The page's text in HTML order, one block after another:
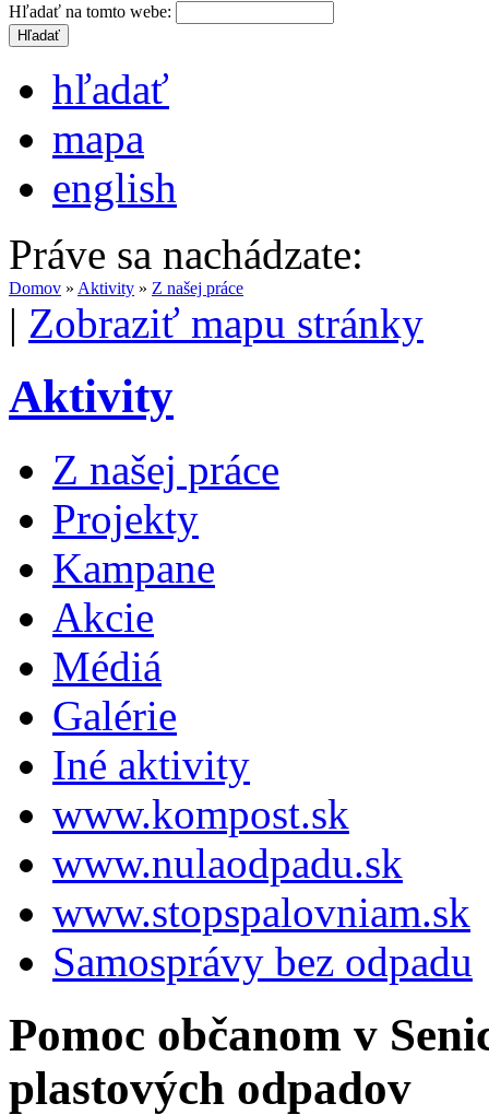
Hľadať na tomto webe:
hľadať
mapa
english
Práve sa nachádzate:
Domov » Aktivity » Z našej práce
| Zobraziť mapu stránky
Aktivity
Z našej práce
Projekty
Kampane
Akcie
Médiá
Galérie
Iné aktivity
www.kompost.sk
www.nulaodpadu.sk
www.stopspalovniam.sk
Samosprávy bez odpadu
Pomoc občanom v
plastových odpadov